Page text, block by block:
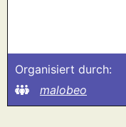
Organisiert durch:
malobeo